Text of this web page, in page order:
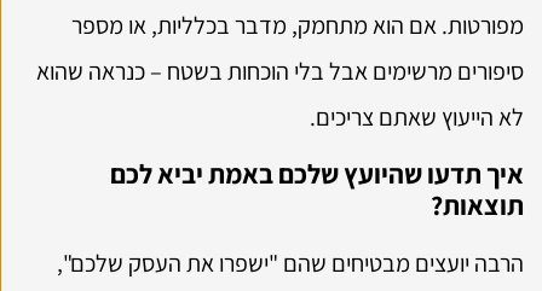
מפורטות. אם הוא מתחמק, מדבר בכלליות, או מספר
סיפורים מרשימים אבל בלי הוכחות בשטח – כנראה שהוא
לא הייעוץ שאתם צריכים.
איך תדעו שהיועץ שלכם באמת יביא לכם
תוצאות?
הרבה יועצים מבטיחים שהם "ישפרו את העסק שלכם",